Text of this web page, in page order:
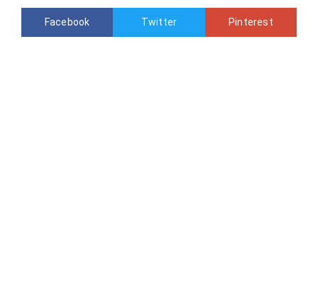
Facebook Twitter Pinterest